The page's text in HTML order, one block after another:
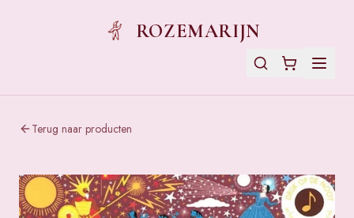
ROZEMARIJN
Terug naar producten